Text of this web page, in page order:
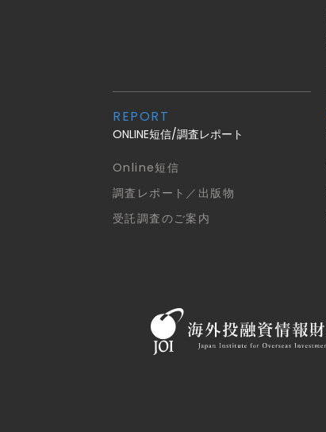
REPORT
ONLINE短信/調査レポート
Online短信
調査レポート／出版物
受託調査のご案内